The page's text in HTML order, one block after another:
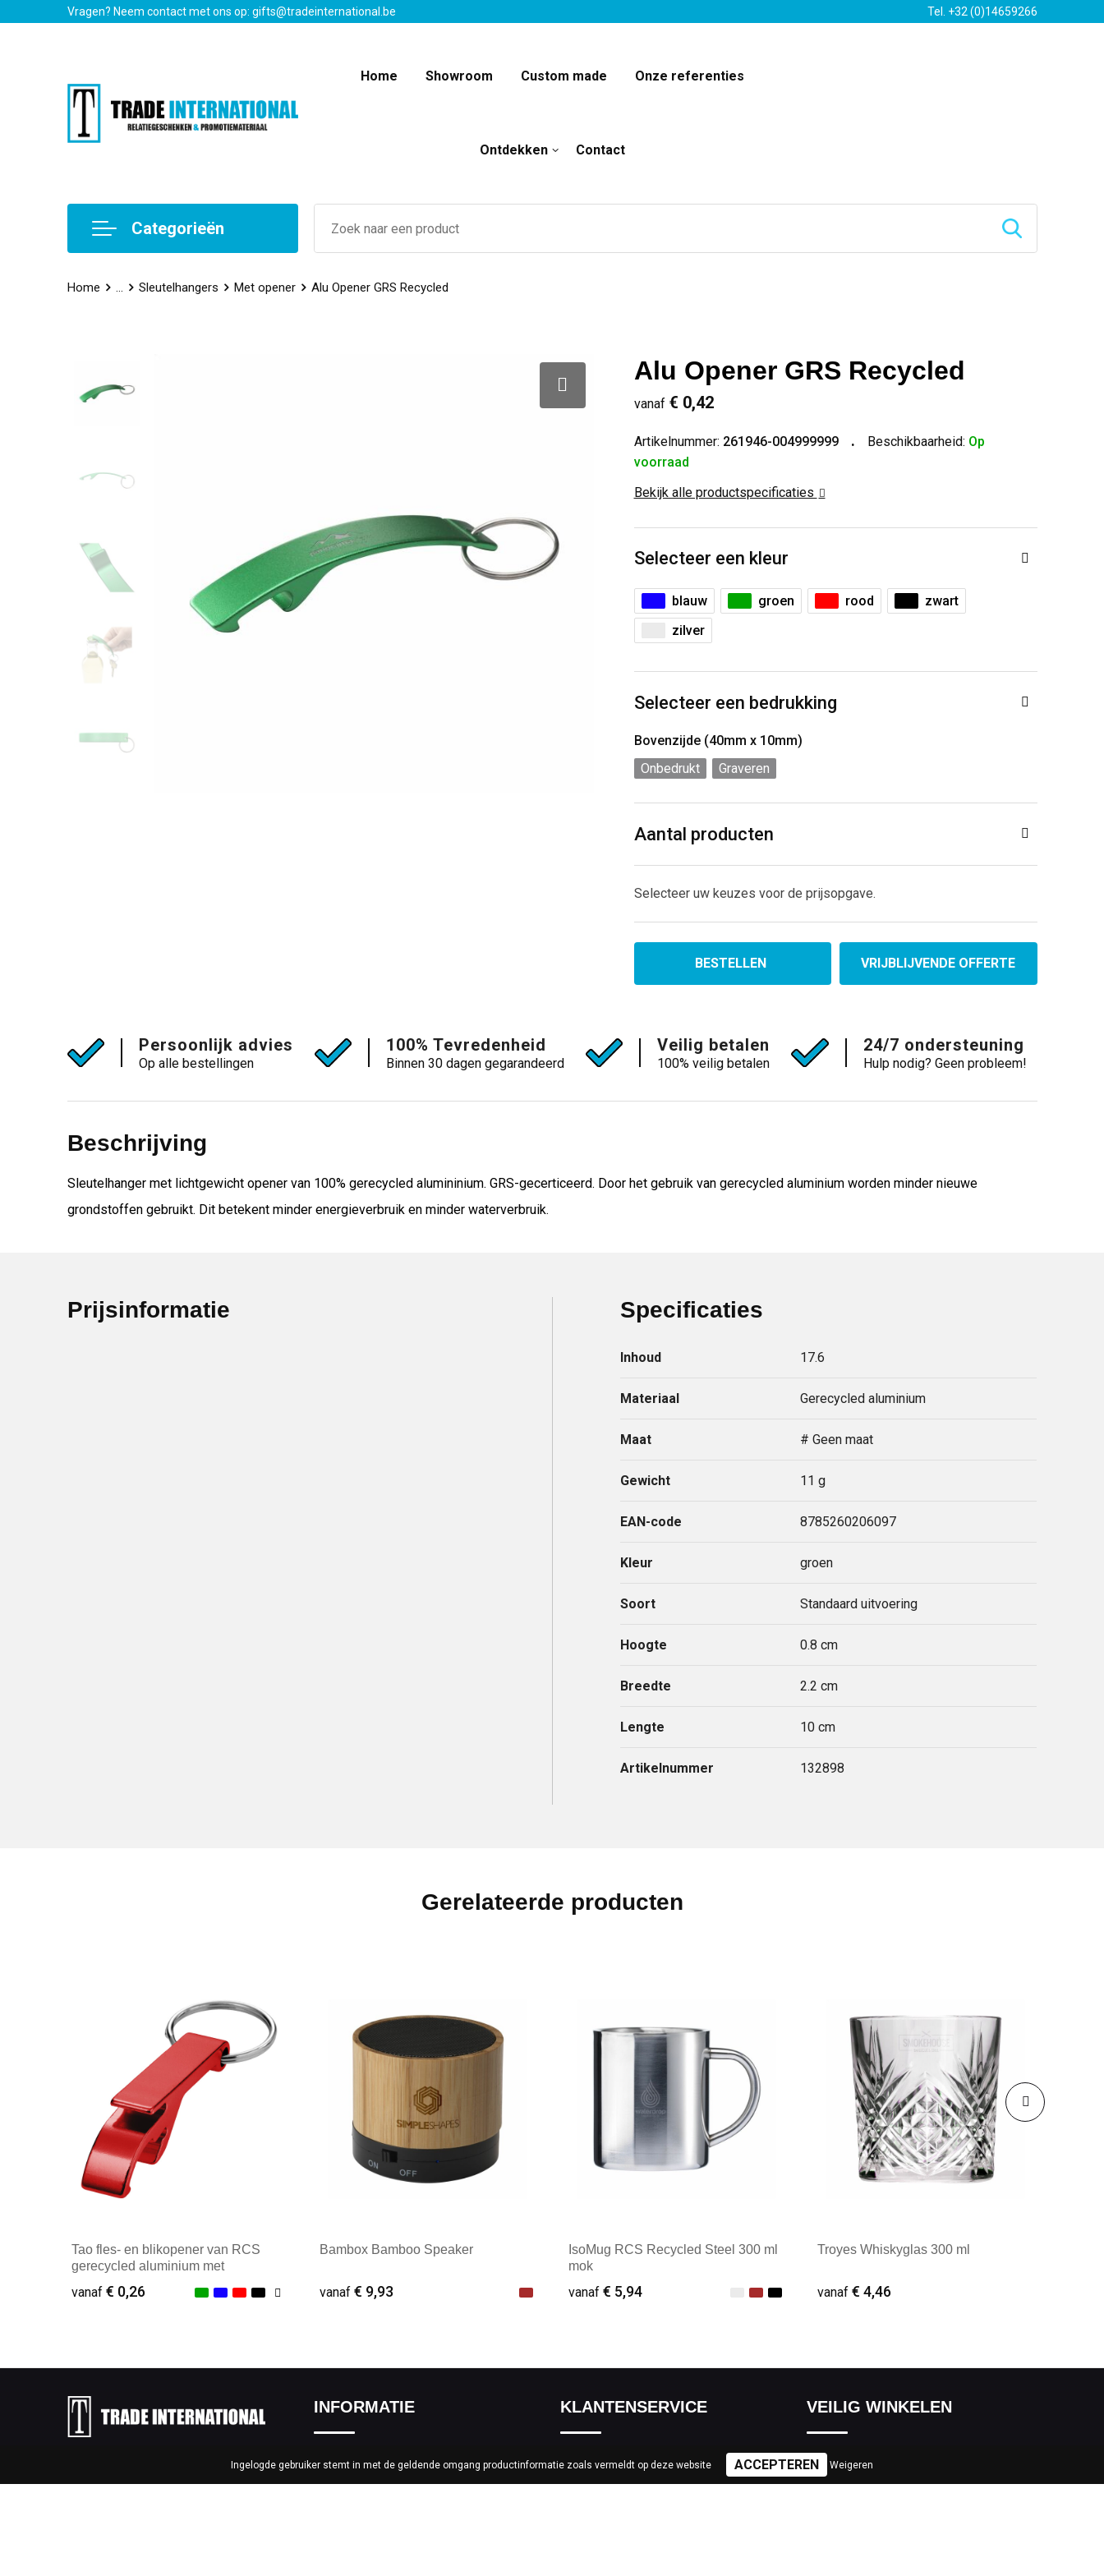
Vragen? Neem contact met ons op: gifts@tradeinternational.be Tel. +32 (0)14659266
Home Showroom Custom made Onze referenties
Ontdekken Contact
Categorieën
Home ... Sleutelhangers Met opener Alu Opener GRS Recycled
Alu Opener GRS Recycled
vanaf € 0,42
Artikelnummer: 261946-004999999 Beschikbaarheid: Op
voorraad
Bekijk alle productspecificaties
Selecteer een kleur
blauw groen rood
zwart
zilver
Selecteer een bedrukking
Bovenzijde (40mm x 10mm)
Onbedrukt
Graveren
Aantal producten
Selecteer uw keuzes voor de prijsopgave.
BESTELLEN VRIJBLIJVENDE OFFERTE
Persoonlijk advies
Op alle bestellingen
100% Tevredenheid
Binnen 30 dagen gegarandeerd
Veilig betalen
100% veilig betalen
24/7 ondersteuning
Hulp nodig? Geen probleem!
Beschrijving
Sleutelhanger met lichtgewicht opener van 100% gerecycled alumininium. GRS-gecerticeerd. Door het gebruik van gerecycled aluminium worden minder nieuwe
grondstoffen gebruikt. Dit betekent minder energieverbruik en minder waterverbruik.
Prijsinformatie Specificaties
Inhoud 17.6
Materiaal Gerecycled aluminium
Maat # Geen maat
Gewicht 11 g
EAN-code 8785260206097
Kleur groen
Soort Standaard uitvoering
Hoogte 0.8 cm
Breedte 2.2 cm
Lengte 10 cm
Artikelnummer 132898
Gerelateerde producten
Tao fles- en blikopener van RCS
gerecycled aluminium met
vanaf € 0,26
Bambox Bamboo Speaker
vanaf€ 9,93
IsoMug RCS Recycled Steel 300 ml
mok
vanaf € 5,94
Troyes Whiskyglas 300 ml
vanaf € 4,46
Elzenstraat 54, 2381 Weelde –
INFORMATIE
Over ons
KLANTENSERVICE
Contact
VEILIG WINKELEN
Algemene voorwaarden
Ingelogde gebruiker stemt in met de geldende omgang productinformatie zoals vermeldt op deze website Weigeren